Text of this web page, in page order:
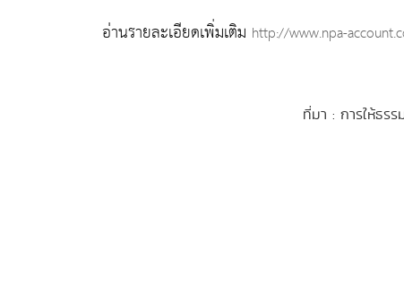
อ่านรายละเอียดเพิ่มเติม http://www.npa-
ที่มา : การให้ธรร